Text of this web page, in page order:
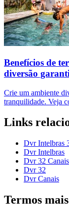
Benefícios de
diversão
Crie um ambiente
tranquilidade. Veja
Links
Dvr Intelbras
Dvr Intelbras
Dvr 32 Canais
Dvr 32
Dvr Canais
Termos